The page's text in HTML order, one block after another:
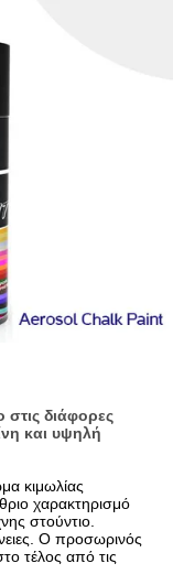
διάφορες
και υψηλή
κιμωλίας
χαρακτηρισμό
στούντιο.
Ο προσωρινός
τέλος από τις